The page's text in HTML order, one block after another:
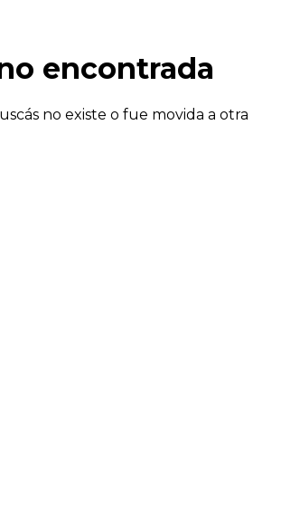
encontrada
no existe o fue movida a otra